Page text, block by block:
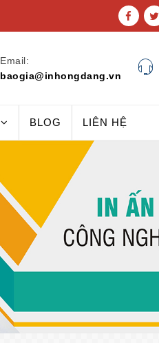
Email:
baogia@inhongdang.vn
BLOG LIÊN HỆ